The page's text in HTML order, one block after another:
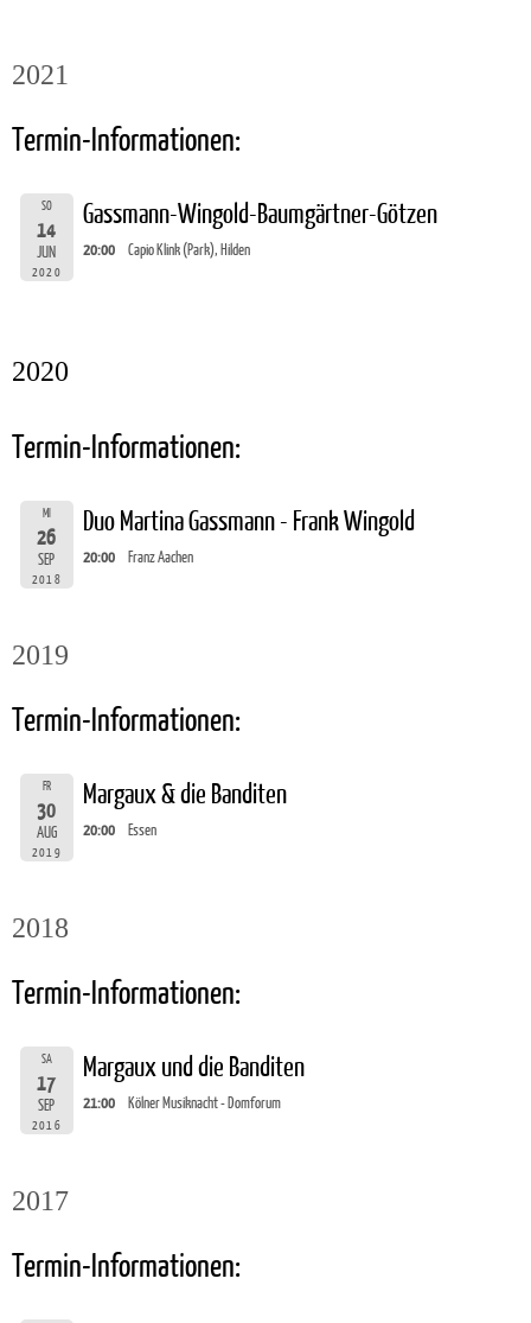
2021
Termin-Informationen:
SO
14
JUN
2020
Gassmann-Wingold-Baumgärtner-Götzen
20:00 Capio Klink (Park), Hilden
2020
Termin-Informationen:
MI
26
SEP
2018
Duo Martina Gassmann - Frank Wingold
20:00 Franz Aachen
2019
Termin-Informationen:
FR
30
AUG
2019
Margaux & die Banditen
20:00 Essen
2018
Termin-Informationen:
SA
17
SEP
2016
Margaux und die Banditen
21:00 Kölner Musiknacht - Domforum
2017
Termin-Informationen: